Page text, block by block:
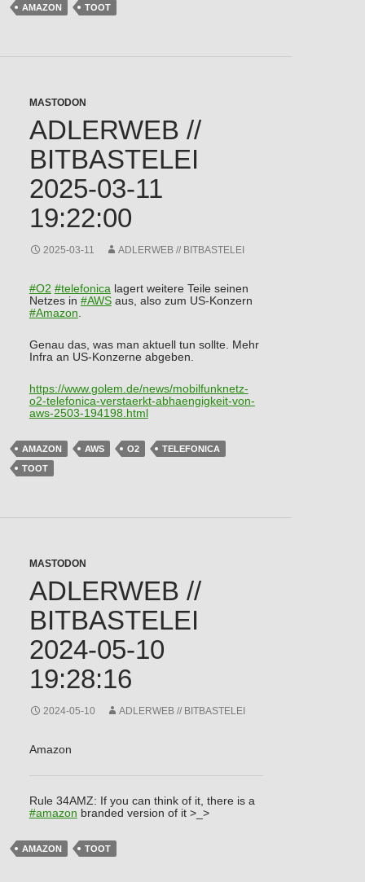
AMAZON TOOT
MASTODON
ADLERWEB //
BITBASTELEI
2025-03-11
19:22:00
2025-03-11 ADLERWEB // BITBASTELEI
#O2 #telefonica lagert weitere Teile seinen
Netzes in #AWSaus, also zum US-Konzern
#Amazon
Genau das, was man aktuell tun sollte. Mehr
Infra an US-Konzerne abgeben.
https://www. golem.de/news/mobilfunknetz-
o2-telefonica-verstaerkt-abhaengigkeit-von-
aws-2503-194198.html
AMAZON AWS O2
TELEFONICA
TOOT
MASTODON
ADLERWEB //
BITBASTELEI
2024-05-10
19:28:16
2024-05-10 ADLERWEB // BITBASTELEI
Amazon
Rule 34AMZ: If you can think of it, there is a
#amazon branded version of it >_>
AMAZON TOOT